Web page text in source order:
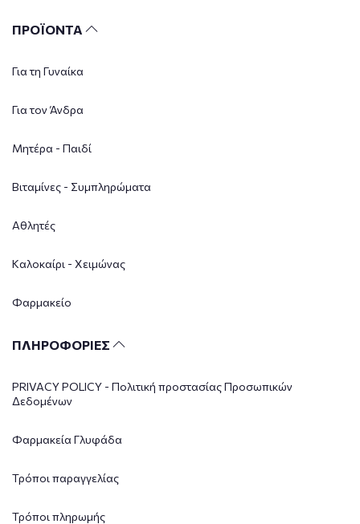
ΠΡΟΪΟΝΤΑ
Για τη Γυναίκα
Για τον Άνδρα
Μητέρα - Παιδί
Βιταμίνες - Συμπληρώματα
Αθλητές
Καλοκαίρι - Χειμώνας
Φαρμακείο
ΠΛΗΡΟΦΟΡΙΕΣ
PRIVACY POLICY - Πολιτική προστασίας Προσωπικών
Δεδομένων
Φαρμακεία Γλυφάδα
Τρόποι παραγγελίας
Τρόποι πληρωμής